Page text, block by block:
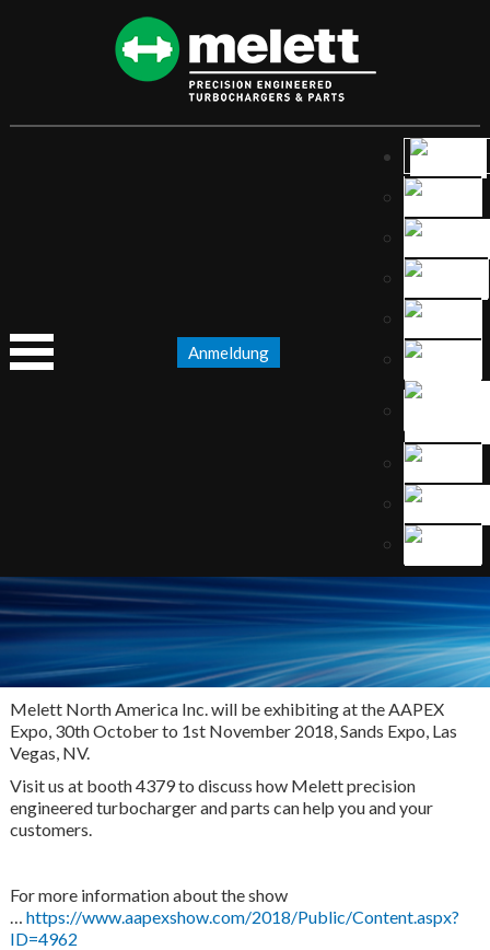
Anmeldung
Melett North America Inc. will be exhibiting at the AAPEX
Expo, 30th October to 1st November 2018, Sands Expo, Las
Vegas, NV.
Visit us at booth 4379 to discuss how Melett precision
engineered turbocharger and parts can help you and your
customers.
For more information about the show
… https://www.aapexshow.com/2018/Public/Content.aspx?
ID=4962